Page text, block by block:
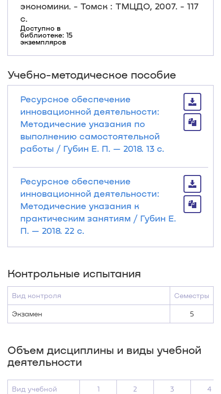
экономики. - Томск : ТМЦДО, 2007. - 117
с.
Доступно в
библиотеке: 15
экземпляров
Учебно-методическое пособие
Ресурсное обеспечение
инновационной деятельности:
Методические указания по
выполнению самостоятельной
работы / Губин Е. П. — 2018. 13 с.
Ресурсное обеспечение
инновационной деятельности:
Методические указания к
практическим занятиям / Губин Е.
П. — 2018. 22 с.
Контрольные испытания
Вид контроля Семестры
Экзамен 5
Объем дисциплины и виды учебной
деятельности
Вид учебной
1
2
3
4